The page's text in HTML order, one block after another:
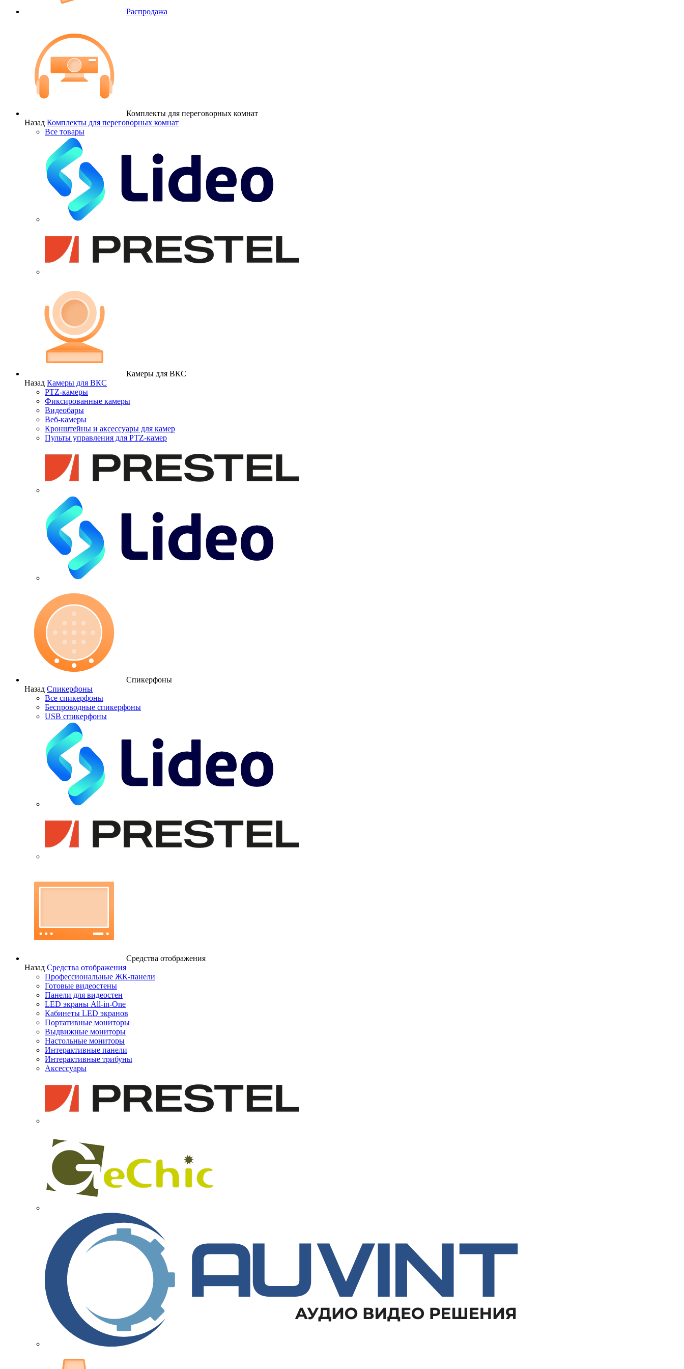
Распродажа
Комплекты для переговорных комнат
Назад Комплекты для переговорных комнат
Все товары
Камеры для ВКС
Назад Камеры для ВКС
PTZ-камеры
Фиксированные камеры
Видеобары
Веб-камеры
Кронштейны и аксессуары для камер
Пульты управления для PTZ-камер
Спикерфоны
Назад Спикерфоны
Все спикерфоны
Беспроводные спикерфоны
USB спикерфоны
Средства отображения
Назад Средства отображения
Профессиональные ЖК-панели
Готовые видеостены
Панели для видеостен
LED экраны All-in-One
Кабинеты LED экранов
Портативные мониторы
Выдвижные мониторы
Настольные мониторы
Интерактивные панели
Интерактивные трибуны
Аксессуары